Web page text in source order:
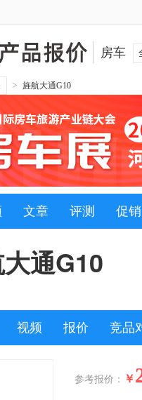
房车
> 旌航大通G10
文章 评测 促销
通G10
视频 报价 竞品
参考报价： ￥